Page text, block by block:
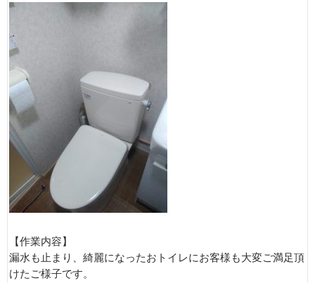
【作業内容】
漏水も止まり、綺麗になったおトイレにお客様も大変ご満足頂
けたご様子です。